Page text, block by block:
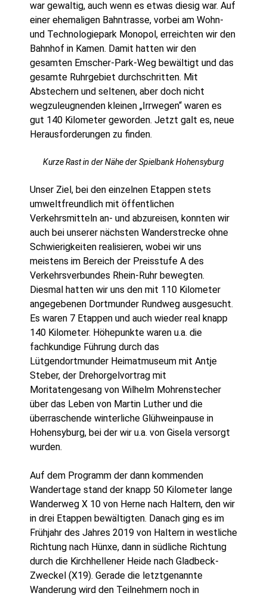
war gewaltig, auch wenn es etwas diesig war. Auf
einer ehemaligen Bahntrasse, vorbei am Wohn-
und Technologiepark Monopol, erreichten wir den
Bahnhof in Kamen. Damit hatten wir den
gesamten Emscher-Park-Weg bewältigt und das
gesamte Ruhrgebiet durchschritten. Mit
Abstechern und seltenen, aber doch nicht
wegzuleugnenden kleinen „Irrwegen“ waren es
gut 140 Kilometer geworden. Jetzt galt es, neue
Herausforderungen zu finden.
Kurze Rast in der Nähe der Spielbank Hohensyburg
Unser Ziel, bei den einzelnen Etappen stets
umweltfreundlich mit öffentlichen
Verkehrsmitteln an- und abzureisen, konnten wir
auch bei unserer nächsten Wanderstrecke ohne
Schwierigkeiten realisieren, wobei wir uns
meistens im Bereich der Preisstufe A des
Verkehrsverbundes Rhein-Ruhr bewegten.
Diesmal hatten wir uns den mit 110 Kilometer
angegebenen Dortmunder Rundweg ausgesucht.
Es waren 7 Etappen und auch wieder real knapp
140 Kilometer. Höhepunkte waren u.a. die
fachkundige Führung durch das
Lütgendortmunder Heimatmuseum mit Antje
Steber, der Drehorgelvortrag mit
Moritatengesang von Wilhelm Mohrenstecher
über das Leben von Martin Luther und die
überraschende winterliche Glühweinpause in
Hohensyburg, bei der wir u.a. von Gisela versorgt
wurden.
Auf dem Programm der dann kommenden
Wandertage stand der knapp 50 Kilometer lange
Wanderweg X 10 von Herne nach Haltern, den wir
in drei Etappen bewältigten. Danach ging es im
Frühjahr des Jahres 2019 von Haltern in westliche
Richtung nach Hünxe, dann in südliche Richtung
durch die Kirchhellener Heide nach Gladbeck-
Zweckel (X19). Gerade die letztgenannte
Wanderung wird den Teilnehmern noch in